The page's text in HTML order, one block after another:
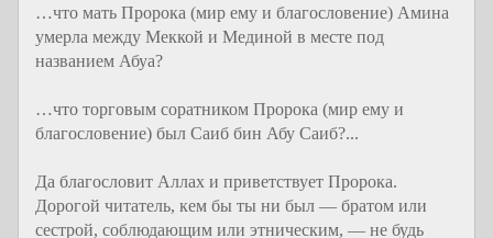
…что мать Пророка (мир ему и благословение) Амина
умерла между Меккой и Мединой в месте под
названием Абуа?
…что торговым соратником Пророка (мир ему и
благословение) был Саиб бин Абу Саиб?...
Да благословит Аллах и приветствует Пророка.
Дорогой читатель, кем бы ты ни был — братом или
сестрой, соблюдающим или этническим, — не будь